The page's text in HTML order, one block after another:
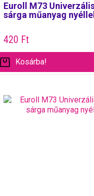
Euroll M73
sárga műanyag
420 Ft
Kosárba!